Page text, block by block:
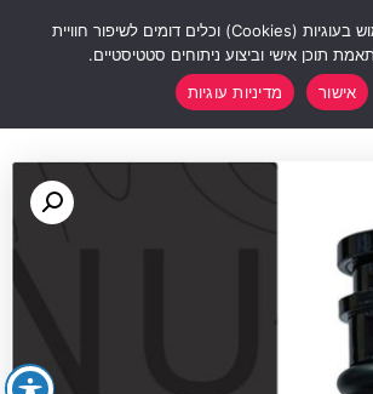
באתר נעשה שימוש בעוגיות (Cookies) וכלים דומים לשיפור חוויית
תוכן אישי וביצוע ניתוחים סטטיסטיים.
אישור
מדיניות עוגיות